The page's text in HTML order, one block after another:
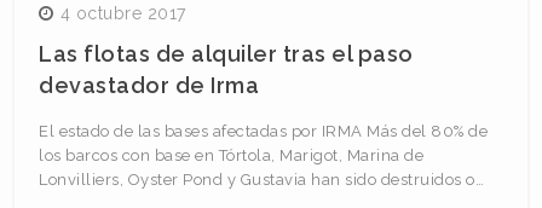
4 octubre 2017
Las flotas de alquiler tras el paso
devastador de Irma
El estado de las bases afectadas por IRMA Más del 80% de
los barcos con base en Tórtola, Marigot, Marina de
Lonvilliers, Oyster Pond y Gustavia han sido destruidos o…